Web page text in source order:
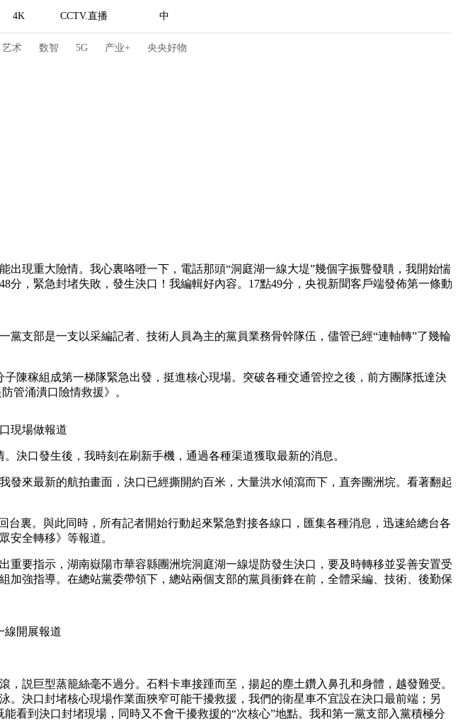
4K CCTV.直播 中
艺术 数智 5G 产业+ 央央好物
国际足球 网球 综合体育 亚冬会
科普 健康 乐龄 阅读 艺术 汽车 数智 5G 产业+
現重大險情。我心裏咯噔一下，電話那頭“洞庭湖一線大堤”幾個字振聾發聵，我開始惴
，緊急封堵失敗，發生決口！我編輯好內容。17點49分，央視新聞客戶端發佈第一條動
支部是一支以采編記者、技術人員為主的黨員業務骨幹隊伍，儘管已經“連軸轉”了幾輪
稼組成第一梯隊緊急出發，挺進核心現場。突破各種交通管控之後，前方團隊抵達決
管涌潰口險情救援》。
現場做報道
口發生後，我時刻在刷新手機，通過各種渠道獲取最新的消息。
來最新的航拍畫面，決口已經撕開約百米，大量洪水傾瀉而下，直奔團洲垸。看著翻起
裏。與此同時，所有記者開始行動起來緊急對接各線口，匯集各種消息，迅速給總台各
安全轉移》等報道。
要指示，湖南嶽陽市華容縣團洲垸洞庭湖一線堤防發生決口，要及時轉移並妥善安置受
強指導。在總站黨委帶領下，總站兩個支部的黨員衝鋒在前，全體采編、技術、後勤保
線開展報道
巨型蒸籠絲毫不過分。石料卡車接踵而至，揚起的塵土鑽入鼻孔和身體，越發難受。
決口封堵核心現場作業面狹窄可能干擾救援，我們的衛星車不宜設在決口最前端；另
看到決口封堵現場，同時又不會干擾救援的“次核心”地點。我和第一黨支部入黨積極分